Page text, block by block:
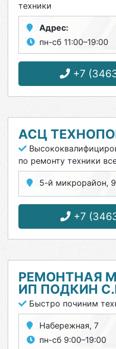
техники
Адрес:
пн-сб 11:00–19:00
+7
АСЦ
по ремонту техники
5-й микрорайон, 9
+7
РЕМОНТНАЯ
ИП ПОДКИН
Быстро починим
Набережная, 7
пн-сб 9:00–19:00